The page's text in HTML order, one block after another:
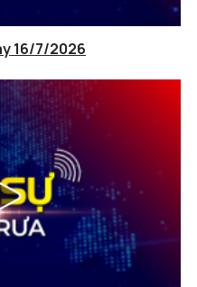
16/7/2026